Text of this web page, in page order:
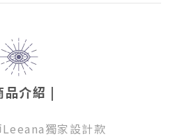
品介紹 |
獨家設計款